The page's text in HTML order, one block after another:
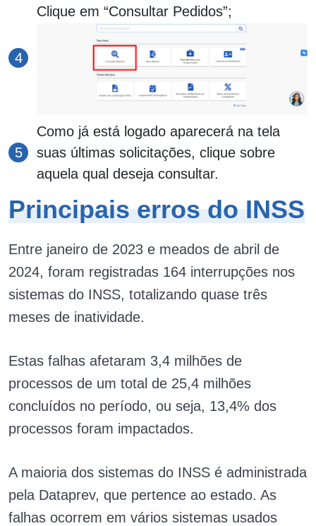
Clique em “Consultar Pedidos”;
Como já está logado aparecerá na tela
suas últimas solicitações, clique sobre
aquela qual deseja consultar.
Principais erros do INSS
Entre janeiro de 2023 e meados de abril de
2024, foram registradas 164 interrupções nos
sistemas do INSS, totalizando quase três
meses de inatividade.
Estas falhas afetaram 3,4 milhões de
processos de um total de 25,4 milhões
concluídos no período, ou seja, 13,4% dos
processos foram impactados.
A maioria dos sistemas do INSS é administrada
pela Dataprev, que pertence ao estado. As
falhas ocorrem em vários sistemas usados